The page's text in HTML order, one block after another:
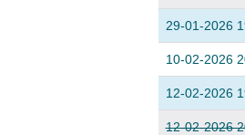
29-01-2026
10-02-2026
12-02-2026
12-02-2026